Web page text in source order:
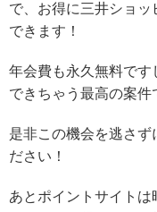
で、お得に三井ショ
できます！
年会費も永久無料です
できちゃう最高の案件
是非この機会を逃さず
ださい！
あとポイントサイトは